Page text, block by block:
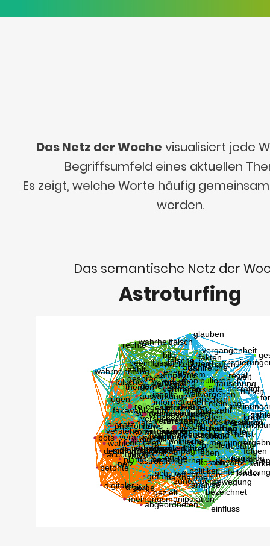
Das Netz der Woche visualisiert jede
Begriffsumfeld eines aktuellen
Es zeigt, welche Worte häufig
werden.
Das semantische Netz der
Astroturfing